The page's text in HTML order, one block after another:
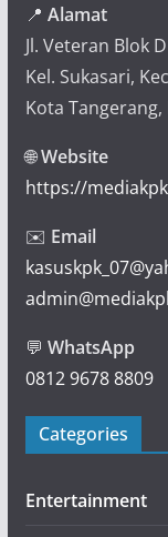
📍 Alamat
Jl. Veteran Blok
Kel. Sukasari,
Kota
🌐Website
https://
✉️ Email
💬 WhatsApp
0812 9678 8809
Categories
Entertainment